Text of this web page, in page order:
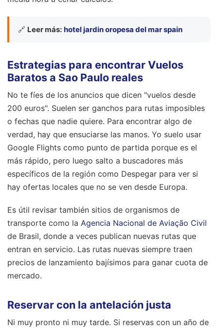
🔗 Leer más: hotel jardin oropesa del mar spain
Estrategias para encontrar Vuelos
Baratos a Sao Paulo reales
No te fíes de los anuncios que dicen "vuelos desde
200 euros". Suelen ser ganchos para rutas imposibles
o fechas que nadie quiere. Para encontrar algo de
verdad, hay que ensuciarse las manos. Yo suelo usar
Google Flights como punto de partida porque es el
más rápido, pero luego salto a buscadores más
específicos de la región como Despegar para ver si
hay ofertas locales que no se ven desde Europa.
Es útil revisar también sitios de organismos de
transporte como la Agencia Nacional de Aviação Civil
de Brasil, donde a veces publican nuevas rutas que
entran en servicio. Las rutas nuevas siempre traen
precios de lanzamiento bajísimos para ganar cuota de
mercado.
Reservar con la antelación justa
Ni muy pronto ni muy tarde. Si reservas con un año de